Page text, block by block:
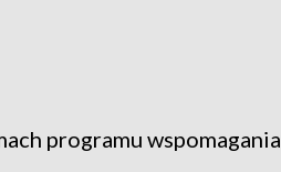
programu wspomagania